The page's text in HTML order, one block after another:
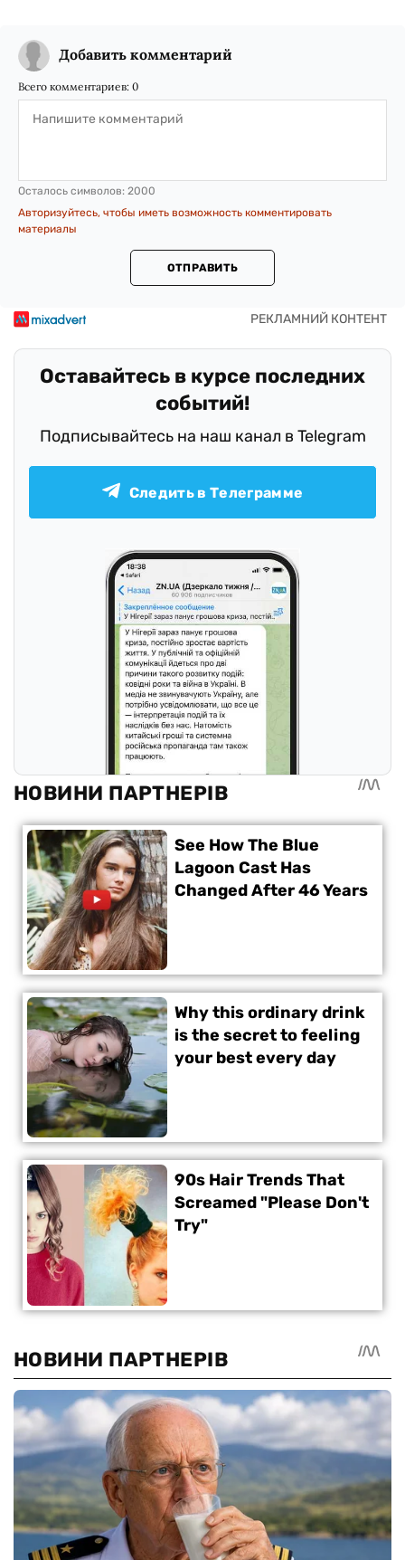
Добавить комментарий
Всего комментариев: 0
Осталось символов: 2000
Авторизуйтесь, чтобы иметь возможность комментировать
материалы
ОТПРАВИТЬ
Оставайтесь в курсе последних
событий!
Подписывайтесь на наш канал в Telegram
Следить в Телеграмме